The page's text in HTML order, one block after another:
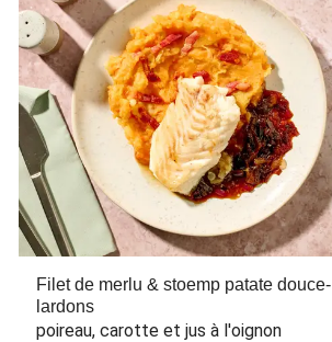
Filet de merlu & stoemp patate douce-
lardons
poireau, carotte et jus à l'oignon